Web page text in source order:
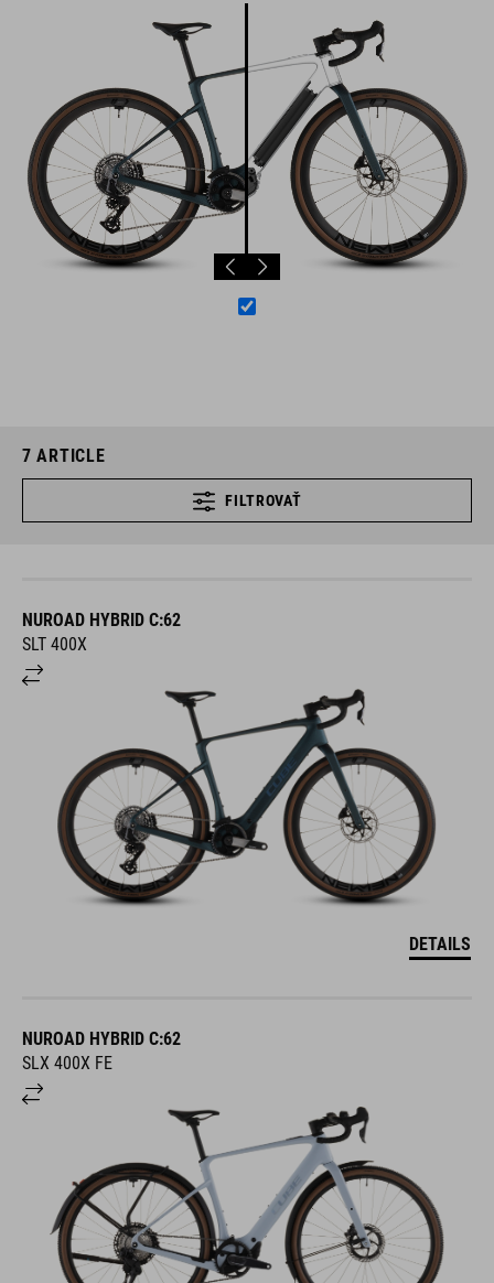
7 ARTICLE
FILTROVAŤ
NUROAD HYBRID C:62
SLT 400X
DETAILS
NUROAD HYBRID C:62
SLX 400X FE